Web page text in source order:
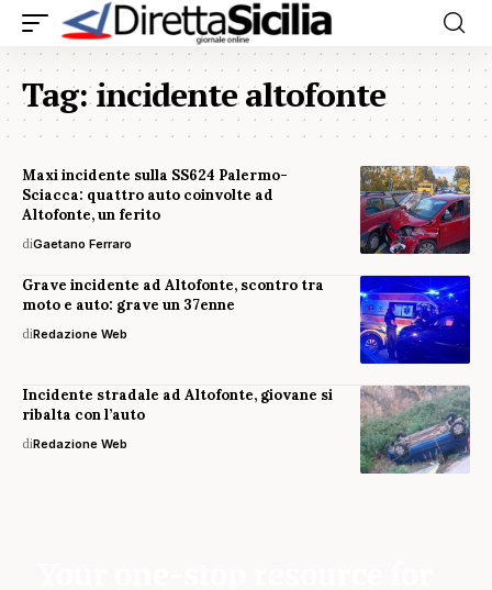
Tag:incidente altofonte
Maxi incidente sulla SS624 Palermo-
Sciacca: quattro auto coinvolte ad
Altofonte, un ferito
diGaetano Ferraro
Grave incidente ad Altofonte, scontro tra
moto e auto: grave un 37enne
diRedazione Web
Incidente stradale ad Altofonte, giovane si
ribalta con l’auto
diRedazione Web